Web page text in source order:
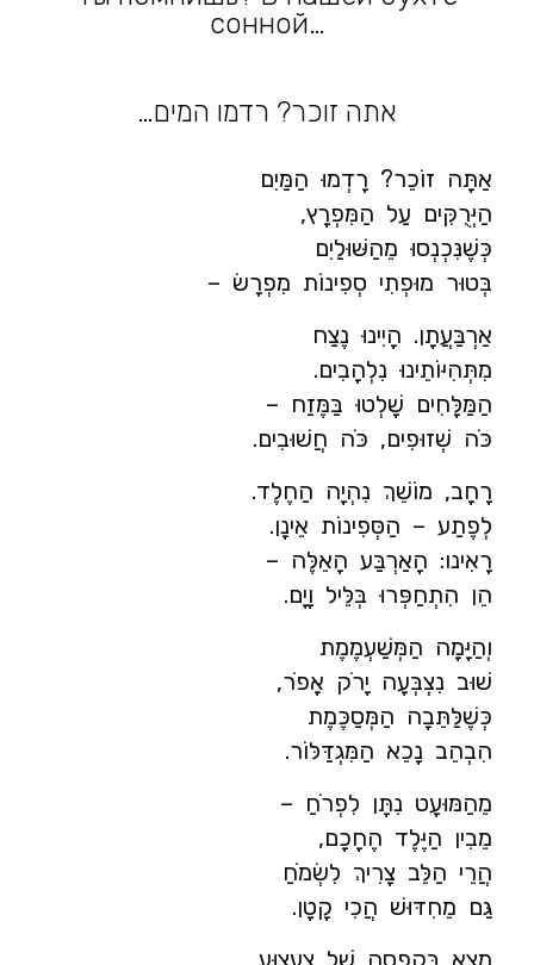
сонной…
אתה זוכר? רדמו המים…
אַתָּה זוֹכֵר? רָדְמוּ הַמַּיִם
הַיְּרֻקִּים עַל הַמִּפְרָץ,
כְּשֶׁנִּכְנְסוּ מֵהַשּׁוּלַיִם
בְּטוּר מוּפְתִי סְפִינוֹת מִפְרָשׂ –
אַרְבַּעֲתָן. הָיִינוּ נֶצַח
מִתְּהִיּוֹתֵינוּ נִלְהָבִים.
הַמַּלָּחִים שָׁלְטוּ בַּמֶּזַח –
כֹּה שְׁזוּפִים, כֹּה חֲשׁוּבִים.
רָחָב, מוֹשֵׁךְ נִהְיָה הַחֶלֶד.
לְפֶתַע – הַסְּפִינוֹת אֵינָן.
רָאִינו: הָאַרְבַּע הָאֵלֶּה –
הֵן הִתְחַפְּרוּ בְּלֵּיל וָיָם.
וְהַיָּמָה הַמְּשַׁעְמֶמֶת
שׁוּב נִצְבְּעָה יָרֹק אָפֹר,
כְּשֶׁלַּתֵּבָה הַמְּסַכֶּמֶת
הִבְהֵב נָכֵא הַמִּגְדַּלּוֹר.
מֵהַמּוּעָט נִתָּן לִפְרֹחַ –
מֵבִין הַיֶּלֶד הֶחָכָם,
הֲרֵי הַלֵּב צָרִיךְ לִשְׂמֹחַ
גַּם מֵחִדּוּשׁ הֲכִי קָטָן.
מְצָא בְּקֻפְסָה שֶׁל צַעֲצוּעַ